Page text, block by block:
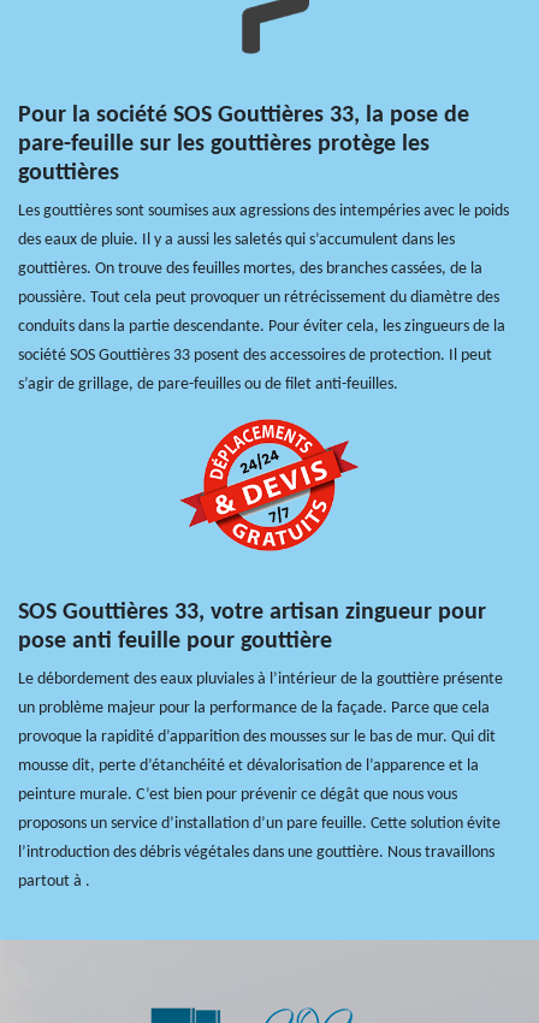
Pour la société SOS Gouttières 33, la pose de
pare-feuille sur les gouttières protège les
gouttières
Les gouttières sont soumises aux agressions des intempéries avec le poids
des eaux de pluie. Il y a aussi les saletés qui s’accumulent dans les
gouttières. On trouve des feuilles mortes, des branches cassées, de la
poussière. Tout cela peut provoquer un rétrécissement du diamètre des
conduits dans la partie descendante. Pour éviter cela, les zingueurs de la
société SOS Gouttières 33 posent des accessoires de protection. Il peut
s’agir de grillage, de pare-feuilles ou de filet anti-feuilles.
SOS Gouttières 33, votre artisan zingueur pour
pose anti feuille pour gouttière
Le débordement des eaux pluviales à l’intérieur de la gouttière présente
un problème majeur pour la performance de la façade. Parce que cela
provoque la rapidité d’apparition des mousses sur le bas de mur. Qui dit
mousse dit, perte d’étanchéité et dévalorisation de l’apparence et la
peinture murale. C’est bien pour prévenir ce dégât que nous vous
proposons un service d’installation d’un pare feuille. Cette solution évite
l’introduction des débris végétales dans une gouttière. Nous travaillons
partout à .